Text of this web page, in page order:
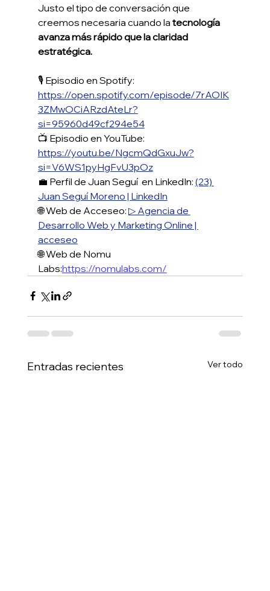
Justo el tipo de conversación que
creemos necesaria cuando la tecnología
avanza más rápido que la claridad
estratégica.
🎙️ Episodio en Spotify:
https://open.spotify.com/episode/7rAOIK
3ZMwOCiARzdAteLr?
si=95960d49cf294e54
📺 Episodio en YouTube:
https://youtu.be/NgcmQdGxuJw?
si=V6WS1pyHgFvU3pOz
💼 Perfil de Juan Seguí  en LinkedIn: (23)
Juan Seguí Moreno | LinkedIn
🌐 Web de Acceseo: ▷ Agencia de
Desarrollo Web y Marketing Online |
acceseo
🌐 Web de Nomu
Labs:https://nomulabs.com/
Entradas recientes Ver todo